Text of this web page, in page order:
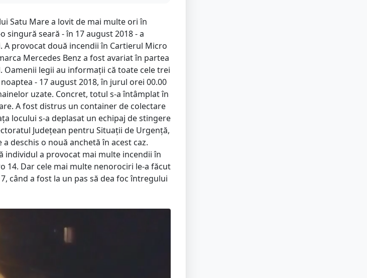
Satu Mare a lovit de mai multe ori în
seară - în 17 august 2018 - a
provocat două incendii în Cartierul Micro
Mercedes Benz a fost avariat în partea
Oamenii legii au informații că toate cele trei
- 17 august 2018, în jurul orei 00.00
uzate. Concret, totul s-a întâmplat în
A fost distrus un container de colectare
locului s-a deplasat un echipaj de stingere
Județean pentru Situații de Urgență,
deschis o nouă anchetă în acest caz.
individul a provocat mai multe incendii în
14. Dar cele mai multe nenorociri le-a făcut
când a fost la un pas să dea foc întregului